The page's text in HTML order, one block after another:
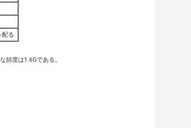
配る
頻度は1.6Gである。